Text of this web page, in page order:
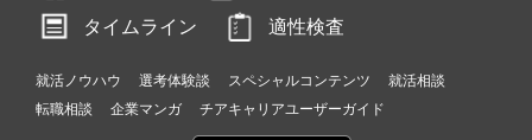
タイムライン
適性検査
就活ノウハウ 選考体験談 スペシャルコンテンツ
就活相談
転職相談
企業マンガ チアキャリアユーザーガイド